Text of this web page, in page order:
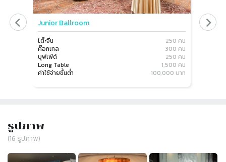
Junior Ballroom
โต๊ะจีน
250 คน
ค๊อกเทล
300 คน
บุฟเฟ่ต์
250 คน
Long Table
1,500 คน
ค่าใช้จ่ายขั้นต่ำ
100,000 บาท
รูปภาพ
(16 รูปภาพ)